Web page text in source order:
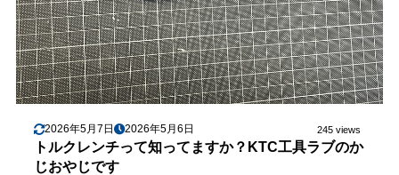
2026年5月7日 2026年5月6日 245 views
トルクレンチって知ってますか？KTC工具ラブのか
じおやじです